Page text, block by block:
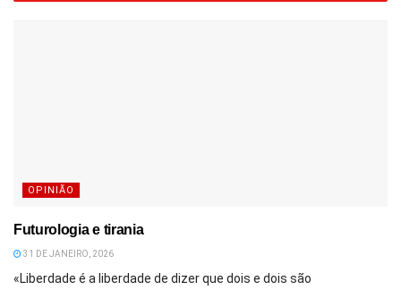
OPINIÃO
Futurologia e tirania
31 DE JANEIRO, 2026
«Liberdade é a liberdade de dizer que dois e dois são